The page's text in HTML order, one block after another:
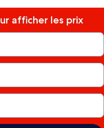
afficher les prix